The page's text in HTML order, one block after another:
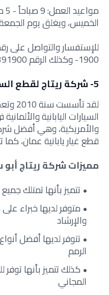
الخميس، ويغلق يوم
1900- وكذلك الرقم 962799391900+
5- شركة ريتاج لقطع السيارات
لقد
السيارات اليابانية
والأمريكية، وهي أفضل
قطع غيار يابانية عمان، كما
مميزات شركة ريتاج
تتميز بأنها تمتلك
متوفر لديها خبراء
والإرشاد
تتوفر لديها أفضل
الرمم
كذلك تتميز بأنها
المجاني